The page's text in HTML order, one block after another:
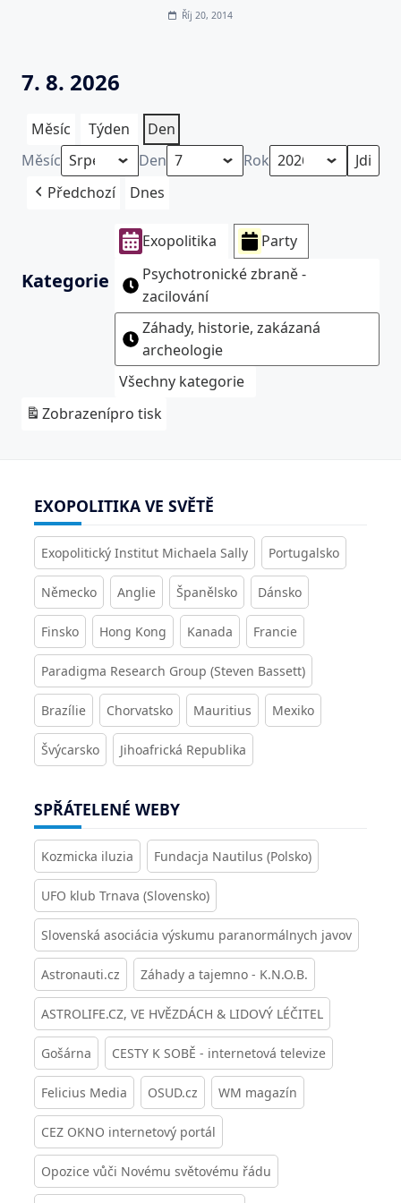
Říj 20, 2014
7. 8. 2026
Měsíc Týden
Den
Měsíc
Den
Rok
Předchozí
Dnes
Kategorie
Exopolitika
Party
Psychotronické zbraně -
zacilování
Záhady, historie, zakázaná
archeologie
Všechny kategorie
Zobrazenípro tisk
EXOPOLITIKA VE SVĚTĚ
Exopolitický Institut Michaela Sally Portugalsko
Německo Anglie Španělsko Dánsko
Finsko Hong Kong Kanada Francie
Paradigma Research Group (Steven Bassett)
Brazílie Chorvatsko Mauritius Mexiko
Švýcarsko Jihoafrická Republika
SPŘÁTELENÉ WEBY
Kozmicka iluzia Fundacja Nautilus (Polsko)
UFO klub Trnava (Slovensko)
Slovenská asociácia výskumu paranormálnych javov
Astronauti.cz Záhady a tajemno - K.N.O.B.
ASTROLIFE.CZ, VE HVĚZDÁCH & LIDOVÝ LÉČITEL
Gošárna CESTY K SOBĚ - internetová televize
Felicius Media OSUD.cz WM magazín
CEZ OKNO internetový portál
Opozice vůči Novému světovému řádu